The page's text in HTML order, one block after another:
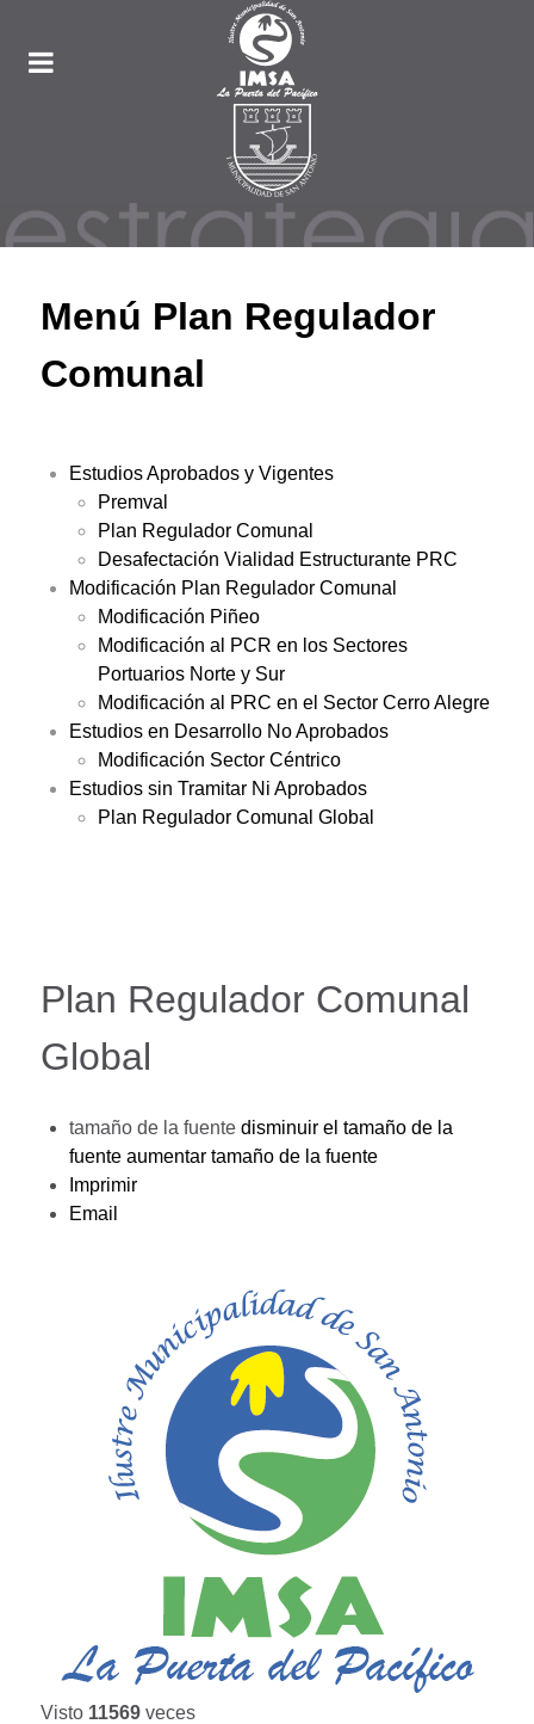
Menú Plan Regulador
Comunal
Estudios Aprobados y Vigentes
Premval
Plan Regulador Comunal
Desafectación Vialidad Estructurante PRC
Modificación Plan Regulador Comunal
Modificación Piñeo
Modificación al PCR en los Sectores
Portuarios Norte y Sur
Modificación al PRC en el Sector Cerro Alegre
Estudios en Desarrollo No Aprobados
Modificación Sector Céntrico
Estudios sin Tramitar Ni Aprobados
Plan Regulador Comunal Global
Plan Regulador Comunal
Global
tamaño de la fuente disminuir el tamaño de la
fuente aumentar tamaño de la fuente
Imprimir
Email
Visto 11569 veces